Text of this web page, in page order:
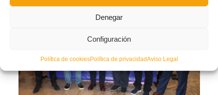
Denegar
Configuración
Política de cookiesPolítica de privacidadAviso Legal